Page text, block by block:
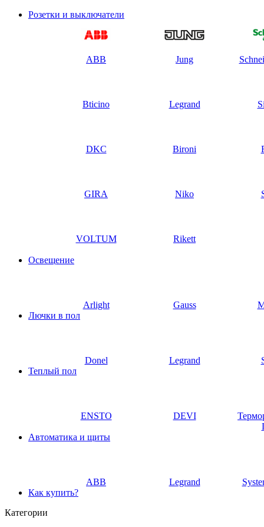
Розетки и выключатели
ABB Jung
Bticino Legrand
DKC Bironi
GIRA Niko
VOLTUM Rikett
Освещение
Arlight Gauss
Лючки в пол
Donel Legrand
Теплый пол
ENSTO DEVI
Автоматика и щиты
ABB Legrand
Как купить?
Категории